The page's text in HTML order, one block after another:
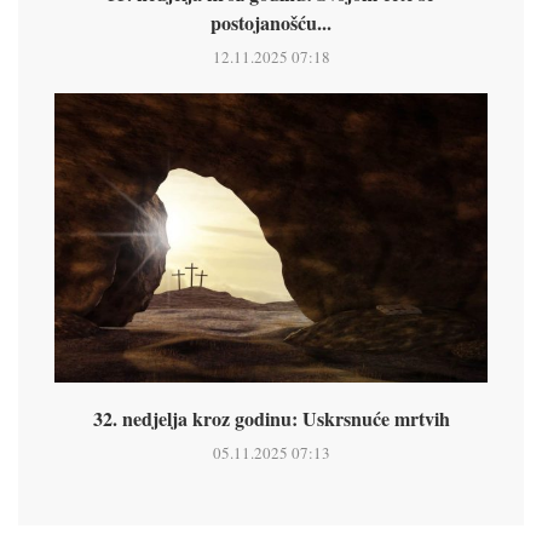
postojanošću...
12.11.2025 07:18
32. nedjelja kroz godinu: Uskrsnuće mrtvih
05.11.2025 07:13